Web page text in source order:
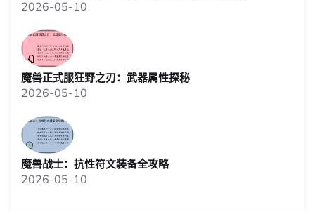
2026-05-10
魔兽正式服狂野之刃：武器属性探秘
2026-05-10
魔兽战士：抗性符文装备全攻略
2026-05-10